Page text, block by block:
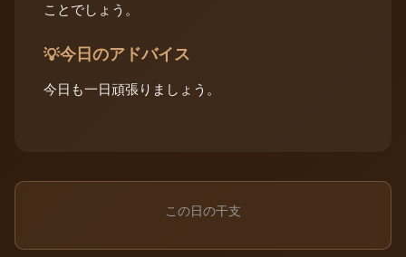
ことでしょう。
💡今日のアドバイス
今日も一日頑張りましょう。
この日の干支